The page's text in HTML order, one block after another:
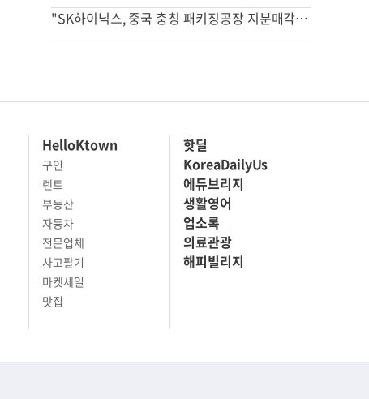
"SK하이닉스, 중국 충칭 패키징공장 지분매각 등 검토"
HelloKtown
구인
렌트
부동산
자동차
전문업체
사고팔기
마켓세일
맛집
핫딜
KoreaDailyUs
에듀브리지
생활영어
업소록
의료관광
해피빌리지